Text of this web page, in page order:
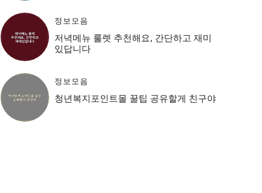
정보모음
저녁메뉴 룰렛 추천해요, 간단하고 재미
있답니다
정보모음
청년복지포인트몰 꿀팁 공유할게 친구야